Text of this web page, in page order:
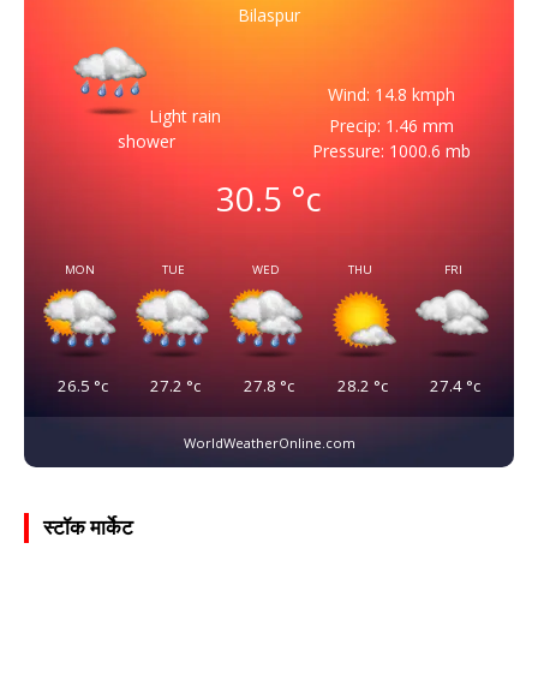
Bilaspur
Light rain
shower
Wind: 14.8 kmph
Precip: 1.46 mm
Pressure: 1000.6 mb
30.5 °c
MON
26.5 °c
TUE
27.2 °c
WED
27.8 °c
THU
28.2 °c
FRI
27.4 °c
WorldWeatherOnline.com
स्टॉक मार्केट